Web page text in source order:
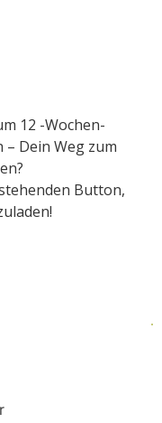
12 -Wochen-
Dein Weg zum
Button,